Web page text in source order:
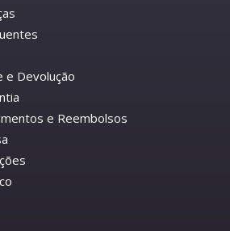
e Devolução
e Reembolsos